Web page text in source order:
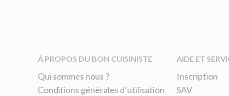
À PROPOS DU BON CUISINISTE
Qui sommes nous ?
Conditions générales d’utilisation
AIDE ET
Inscription
SAV